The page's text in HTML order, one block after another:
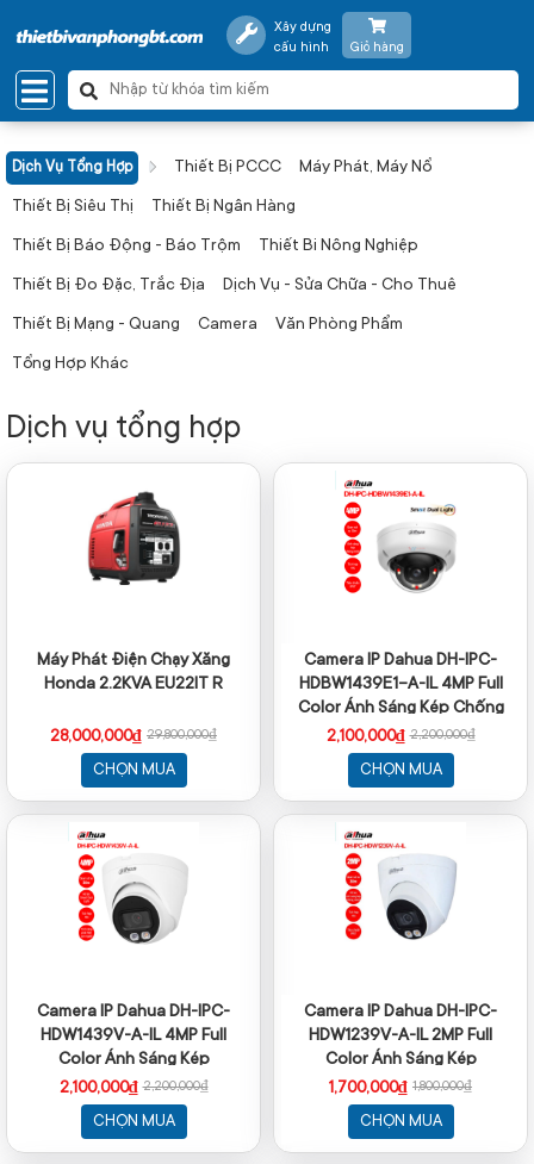
Xây dựng
cấu hình
Giỏ hàng
Dịch Vụ Tổng Hợp Thiết Bị PCCC Máy Phát, Máy Nổ
Thiết Bị Siêu Thị Thiết Bị Ngân Hàng
Thiết Bị Báo Động - Báo Trộm Thiết Bi Nông Nghiệp
Thiết Bị Đo Đặc, Trắc Địa Dịch Vụ - Sửa Chữa - Cho Thuê
Thiết Bị Mạng - Quang Camera Văn Phòng Phẩm
Tổng Hợp Khác
Dịch vụ tổng hợp
Máy Phát Điện Chạy Xăng
Honda 2.2KVA EU22IT R
28,000,000₫ 29,800,000₫
CHỌN MUA
Camera IP Dahua DH-IPC-
HDBW1439E1-A-IL 4MP Full
Color Ánh Sáng Kép Chống
Va Đập
2,100,000₫ 2,200,000₫
CHỌN MUA
Camera IP Dahua DH-IPC-
HDW1439V-A-IL 4MP Full
Color Ánh Sáng Kép
2,100,000₫ 2,200,000₫
CHỌN MUA
Camera IP Dahua DH-IPC-
HDW1239V-A-IL 2MP Full
Color Ánh Sáng Kép
1,700,000₫ 1,800,000₫
CHỌN MUA